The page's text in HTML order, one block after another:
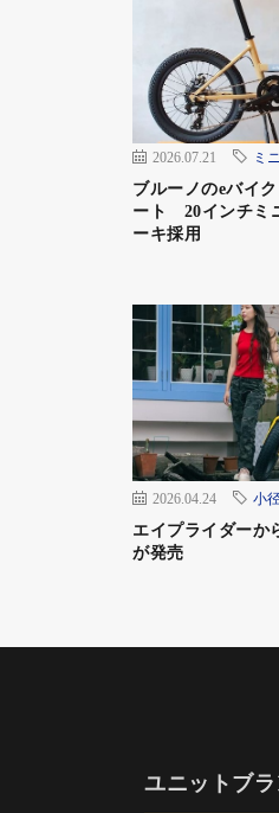
安全性を確保
ー技研の自転
ワンタッチで
でスムーズに
邪魔にならな
2026.07.21 ミ
ブルーノのeバイ
ート 20インチミ
ーキ採用
2026.04.24 小
エイプライダーか
が発売
ユニットブ